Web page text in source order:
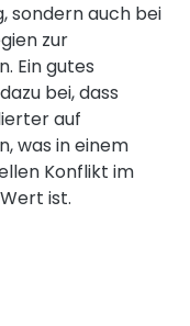
sondern auch bei
zur
Ein gutes
bei, dass
auf
was in einem
Konflikt im
ist.